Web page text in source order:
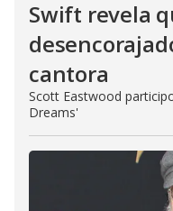
Swift revela
cantora
Scott Eastwood
Dreams'